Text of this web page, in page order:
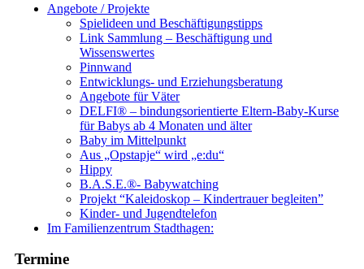
Angebote / Projekte
Spielideen und Beschäftigungstipps
Link Sammlung – Beschäftigung und
Wissenswertes
Pinnwand
Entwicklungs- und Erziehungsberatung
Angebote für Väter
DELFI® – bindungsorientierte Eltern-Baby-Kurse
für Babys ab 4 Monaten und älter
Baby im Mittelpunkt
Aus „Opstapje“ wird „e:du“
Hippy
B.A.S.E.®- Babywatching
Projekt “Kaleidoskop – Kindertrauer begleiten”
Kinder- und Jugendtelefon
Im Familienzentrum Stadthagen:
Termine